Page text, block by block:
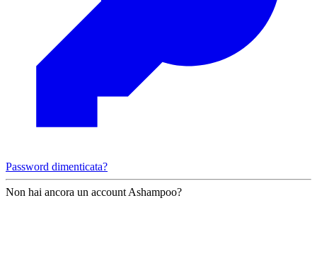
Password dimenticata?
Non hai ancora un account Ashampoo?